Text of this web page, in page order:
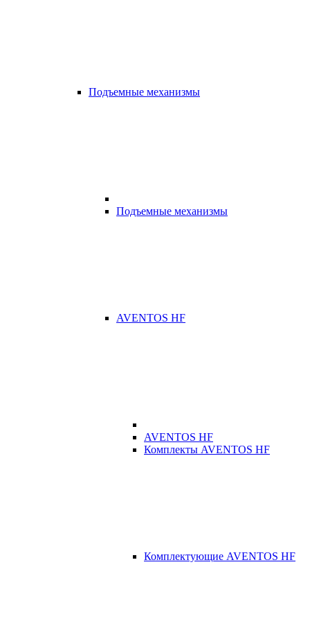
Подъемные механизмы
Подъемные механизмы
AVENTOS HF
AVENTOS HF
Комплекты AVENTOS HF
Комплектующие AVENTOS HF